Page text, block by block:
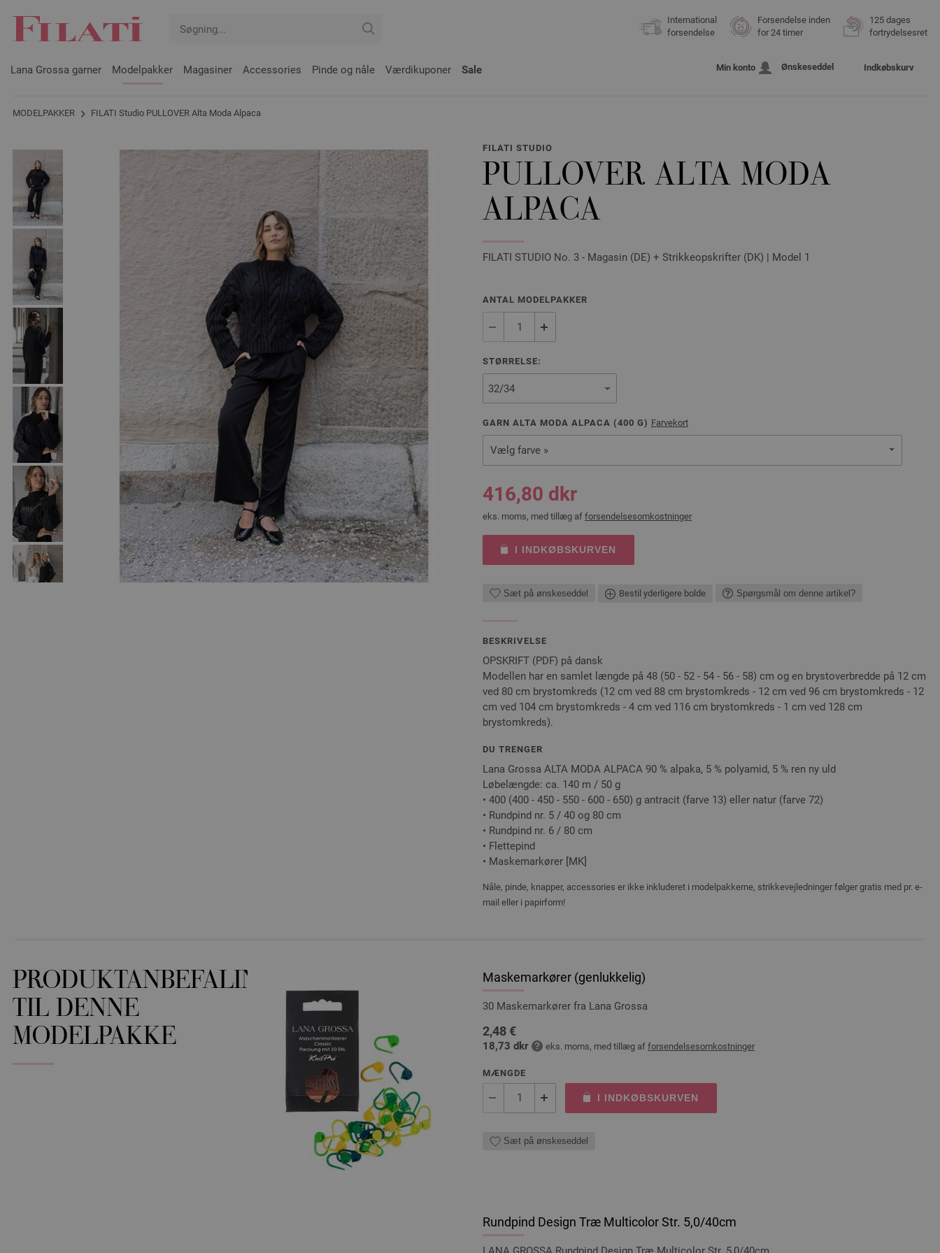
International
forsendelse
Forsendelse inden
for 24 timer
125 dages
fortrydelsesret
Lana Grossa garner Modelpakker Magasiner Accessories Pinde og nåle Værdikuponer Sale Min konto Ønskeseddel Indkøbskurv
MODELPAKKER FILATI Studio PULLOVER Alta Moda Alpaca
FILATI STUDIO
PULLOVER ALTA MODA
ALPACA
FILATI STUDIO No. 3 - Magasin (DE) + Strikkeopskrifter (DK) | Model 1
ANTAL MODELPAKKER
STØRRELSE:
GARN ALTA MODA ALPACA (400 G) Farvekort
Vælg farve »
416,80 dkr
eks. moms, med tillæg af forsendelsesomkostninger
I INDKØBSKURVEN
Sæt på ønskeseddel Bestil yderligere bolde Spørgsmål om denne artikel?
BESKRIVELSE
OPSKRIFT (PDF) på dansk
Modellen har en samlet længde på 48 (50 - 52 - 54 - 56 - 58) cm og en brystoverbredde på 12 cm
ved 80 cm brystomkreds (12 cm ved 88 cm brystomkreds - 12 cm ved 96 cm brystomkreds - 12
cm ved 104 cm brystomkreds - 4 cm ved 116 cm brystomkreds - 1 cm ved 128 cm
brystomkreds).
DU TRENGER
Lana Grossa ALTA MODA ALPACA 90 % alpaka, 5 % polyamid, 5 % ren ny uld
Løbelængde: ca. 140 m / 50 g
• 400 (400 - 450 - 550 - 600 - 650) g antracit (farve 13) eller natur (farve 72)
• Rundpind nr. 5 / 40 og 80 cm
• Rundpind nr. 6 / 80 cm
• Flettepind
• Maskemarkører [MK]
Nåle, pinde, knapper, accessories er ikke inkluderet i modelpakkerne, strikkevejledninger følger gratis med pr. e-
mail eller i papirform!
PRODUKTANBEFALINGER
TIL DENNE
MODELPAKKE
Maskemarkører (genlukkelig)
30 Maskemarkører fra Lana Grossa
2,48 €
18,73 dkr eks. moms, med tillæg af forsendelsesomkostninger
MÆNGDE
I INDKØBSKURVEN
Sæt på ønskeseddel
Rundpind Design Træ Multicolor Str. 5,0/40cm